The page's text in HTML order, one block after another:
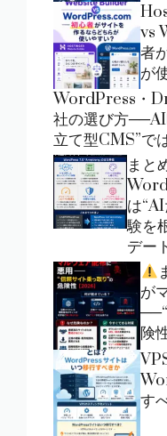
vs
者
が
WordPress・
社の選び方──AI
立て型CMS”で
まと
は
験を
デー
が
険
す